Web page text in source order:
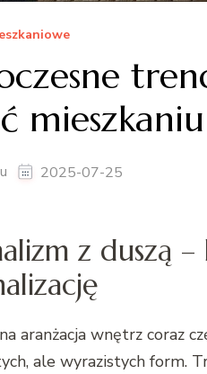
2025-07-25
z duszą
aranżacja wnętrz coraz
ale wyrazistych form.